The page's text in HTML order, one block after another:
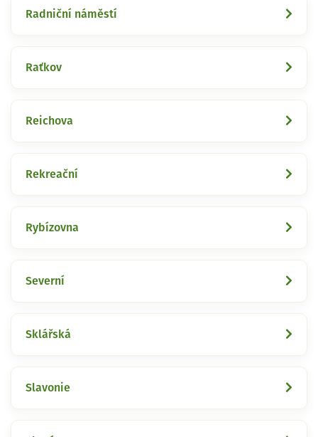
Radniční náměstí
Raťkov
Reichova
Rekreační
Rybízovna
Severní
Sklářská
Slavonie